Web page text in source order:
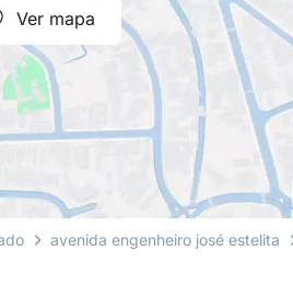
Ver mapa
avenida engenheiro josé estelita